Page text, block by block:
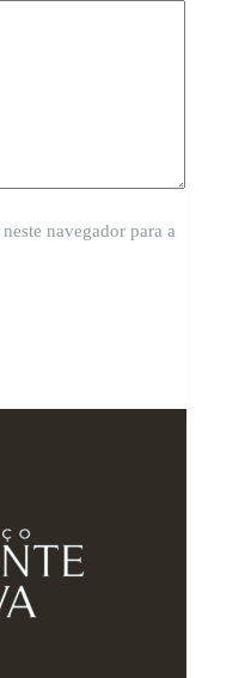
navegador para a